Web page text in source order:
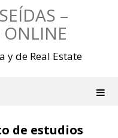
–
ONLINE
de Real Estate
de estudios